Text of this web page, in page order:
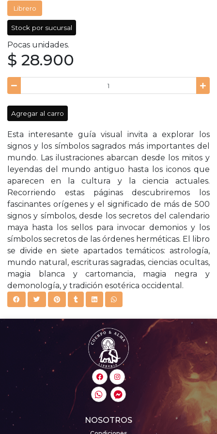
Librero
Stock por sucursal
Pocas unidades.
$ 28.900
Agregar al carro
Esta interesante guía visual invita a explorar los
signos y los símbolos sagrados más importantes del
mundo. Las ilustraciones abarcan desde los mitos y
leyendas del mundo antiguo hasta los iconos que
aparecen en la cultura y la ciencia actuales.
Recorriendo estas páginas descubriremos los
fascinantes orígenes y el significado de más de 500
signos y símbolos, desde los secretos del calendario
maya hasta los sellos para invocar demonios y los
símbolos secretos de las órdenes herméticas. El libro
se divide en siete apartados temáticos: astrología,
mundo natural, escrituras sagradas, ciencias ocultas,
magia blanca y cartomancia, magia negra y
demonología, y tradición esotérica occidental.
NOSOTROS